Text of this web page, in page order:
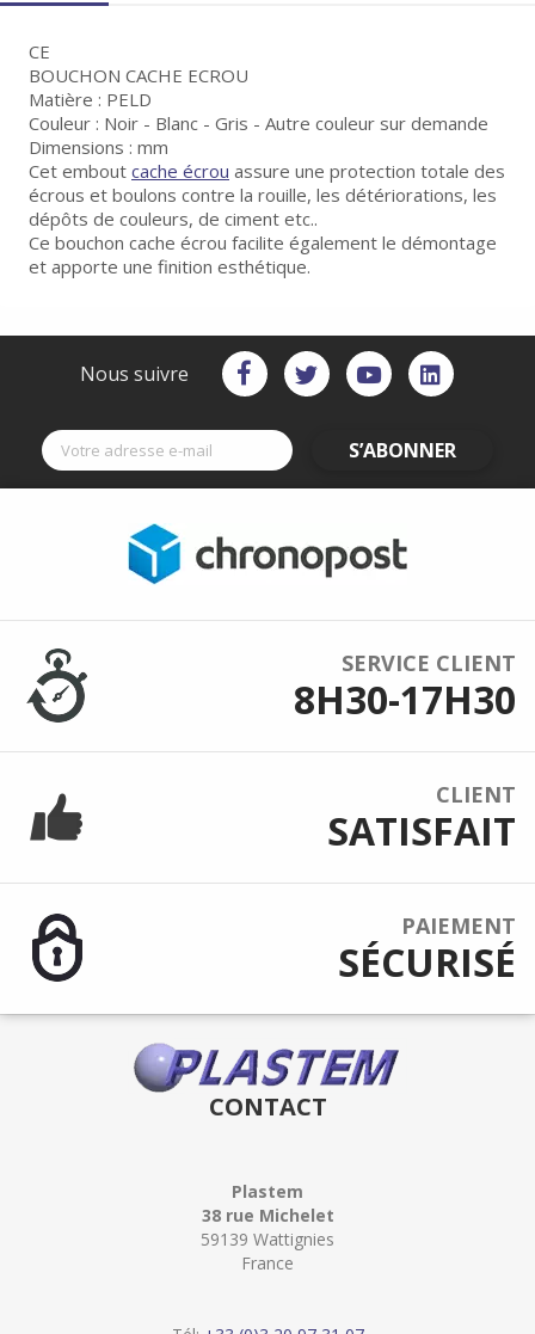
CE
BOUCHON CACHE ECROU
Matière : PELD
Couleur : Noir - Blanc - Gris - Autre couleur sur demande
Dimensions : mm
Cet embout cache écrou assure une protection totale des
écrous et boulons contre la rouille, les détériorations, les
dépôts de couleurs, de ciment etc..
Ce bouchon cache écrou facilite également le démontage
et apporte une finition esthétique.
Nous suivre
S’ABONNER
SERVICE CLIENT
8H30-17H30
CLIENT
SATISFAIT
PAIEMENT
SÉCURISÉ
CONTACT
Plastem
38 rue Michelet
59139 Wattignies
France